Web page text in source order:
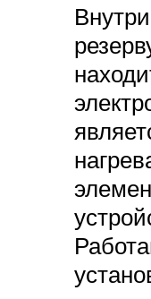
Внутри